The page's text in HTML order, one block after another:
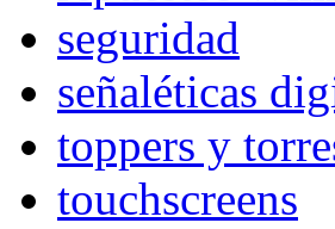
seguridad
señaléticas
toppers y
touchscreens